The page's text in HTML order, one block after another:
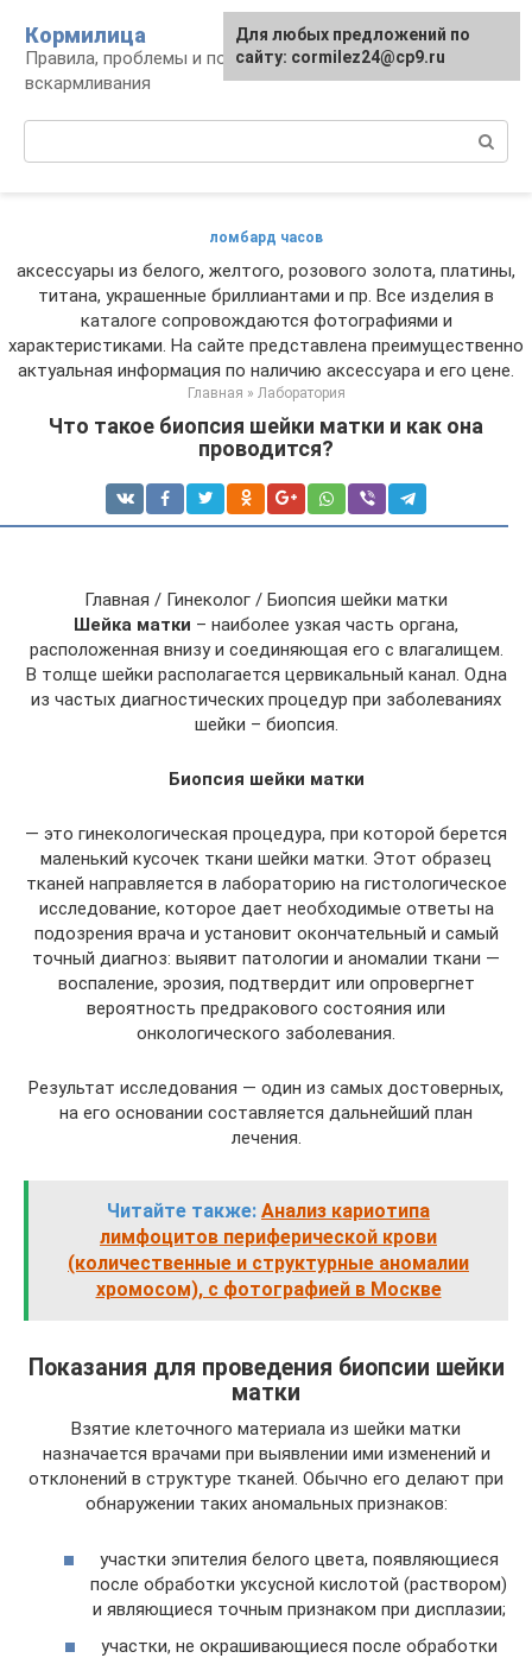
контенту
Кормилица
Правила, проблемы и польза грудного
вскармливания
ломбард часов
аксессуары из белого, желтого, розового золота, платины,
титана, украшенные бриллиантами и пр. Все изделия в
каталоге сопровождаются фотографиями и
характеристиками. На сайте представлена преимущественно
актуальная информация по наличию аксессуара и его цене.
Главная » Лаборатория
Что такое биопсия шейки матки и как она
проводится?
Главная / Гинеколог / Биопсия шейки матки
Шейка матки – наиболее узкая часть органа,
расположенная внизу и соединяющая его с влагалищем.
В толще шейки располагается цервикальный канал. Одна
из частых диагностических процедур при заболеваниях
шейки – биопсия.
Биопсия шейки матки
— это гинекологическая процедура, при которой берется
маленький кусочек ткани шейки матки. Этот образец
тканей направляется в лабораторию на гистологическое
исследование, которое дает необходимые ответы на
подозрения врача и установит окончательный и самый
точный диагноз: выявит патологии и аномалии ткани —
воспаление, эрозия, подтвердит или опровергнет
вероятность предракового состояния или
онкологического заболевания.
Результат исследования — один из самых достоверных,
на его основании составляется дальнейший план
лечения.
Читайте также: Анализ кариотипа
лимфоцитов периферической крови
(количественные и структурные аномалии
хромосом), с фотографией в Москве
Показания для проведения биопсии шейки
матки
Взятие клеточного материала из шейки матки
назначается врачами при выявлении ими изменений и
отклонений в структуре тканей. Обычно его делают при
обнаружении таких аномальных признаков:
участки эпителия белого цвета, появляющиеся
после обработки уксусной кислотой (раствором)
и являющиеся точным признаком при дисплазии;
участки, не окрашивающиеся после обработки
Для любых предложений по
сайту: cormilez24@cp9.ru